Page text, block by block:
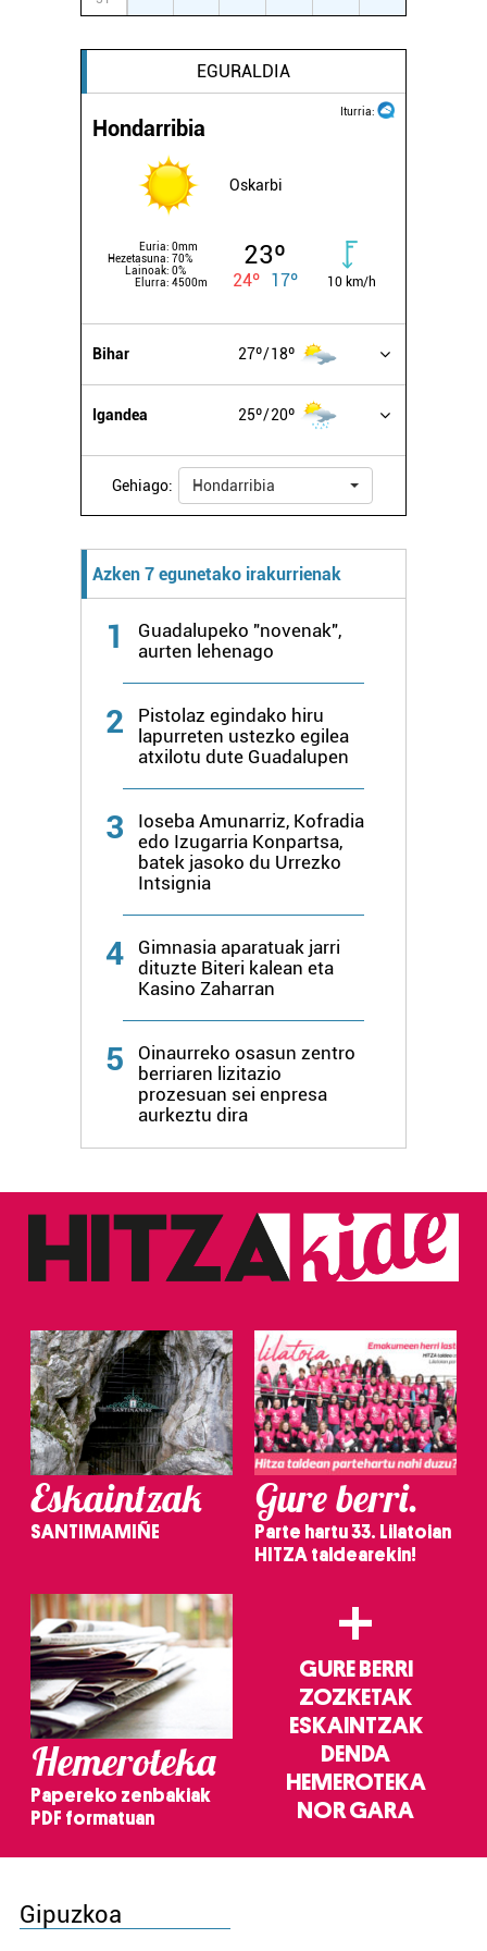
EGURALDIA
Iturria:
Hondarribia
Oskarbi
Euria: 0mm
Hezetasuna: 70%
Lainoak: 0%
Elurra: 4500m
23º
24º 17º 10 km/h
Bihar 27º 18º
Igandea 25º 20º
Gehiago: Hondarribia
Azken 7 egunetako irakurrienak
1
Guadalupeko "novenak",
aurten lehenago
2
Pistolaz egindako hiru
lapurreten ustezko egilea
atxilotu dute Guadalupen
3
Ioseba Amunarriz, Kofradia
edo Izugarria Konpartsa,
batek jasoko du Urrezko
Intsignia
4
Gimnasia aparatuak jarri
dituzte Biteri kalean eta
Kasino Zaharran
5
Oinaurreko osasun zentro
berriaren lizitazio
prozesuan sei enpresa
aurkeztu dira
Eskaintzak
SANTIMAMIÑE
Gure berri.
Parte hartu 33. Lilatoian
HITZA taldearekin!
Hemeroteka
Papereko zenbakiak
PDF formatuan
+
GURE BERRI
ZOZKETAK
ESKAINTZAK
DENDA
HEMEROTEKA
NOR GARA
Gipuzkoa